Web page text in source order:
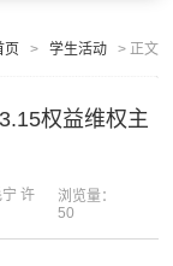
页 > 学生活动 >正文
权益维权主
许
浏览量：
50